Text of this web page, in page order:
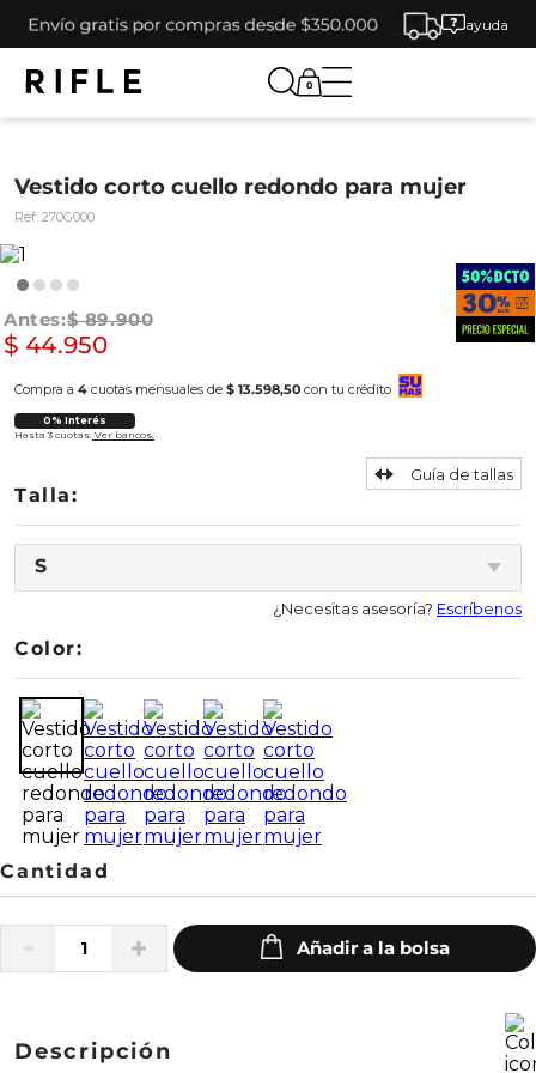
ayuda
0
Vestido corto cuello redondo para mujer
Ref: 270G000
$ 89.900
$ 44.950
Compra a 4 cuotas mensuales de $ 13.598,50 con tu crédito
0% Interés
Hasta 3 cuotas. Ver bancos.
S
Guía de tallas
¿Necesitas asesoría? Escríbenos
Color:
Descripción